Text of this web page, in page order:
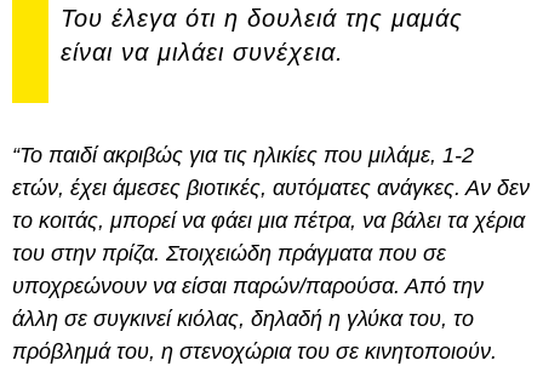
Του έλεγα ότι η δουλειά της μαμάς
είναι να μιλάει συνέχεια.
“Το παιδί ακριβώς για τις ηλικίες που μιλάμε, 1-2
ετών, έχει άμεσες βιοτικές, αυτόματες ανάγκες. Αν δεν
το κοιτάς, μπορεί να φάει μια πέτρα, να βάλει τα χέρια
του στην πρίζα. Στοιχειώδη πράγματα που σε
υποχρεώνουν να είσαι παρών/παρούσα. Από την
άλλη σε συγκινεί κιόλας, δηλαδή η γλύκα του, το
πρόβλημά του, η στενοχώρια του σε κινητοποιούν.